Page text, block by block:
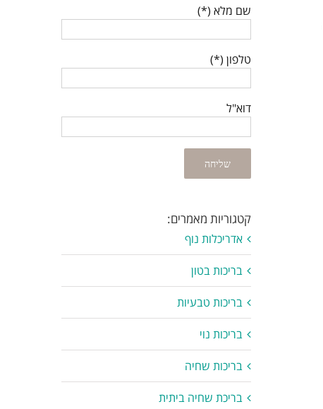
שם מלא (*)
טלפון (*)
דוא"ל
קטגוריות מאמרים:
אדריכלות נוף
בריכות בטון
בריכות טבעיות
בריכות נוי
בריכות שחיה
בריכת שחיה ביתית